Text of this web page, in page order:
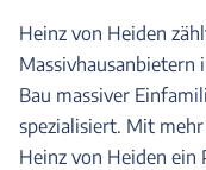
Heinz von Heiden
Massivhausanbietern
Bau massiver
spezialisiert. Mit
Heinz von Heiden ein